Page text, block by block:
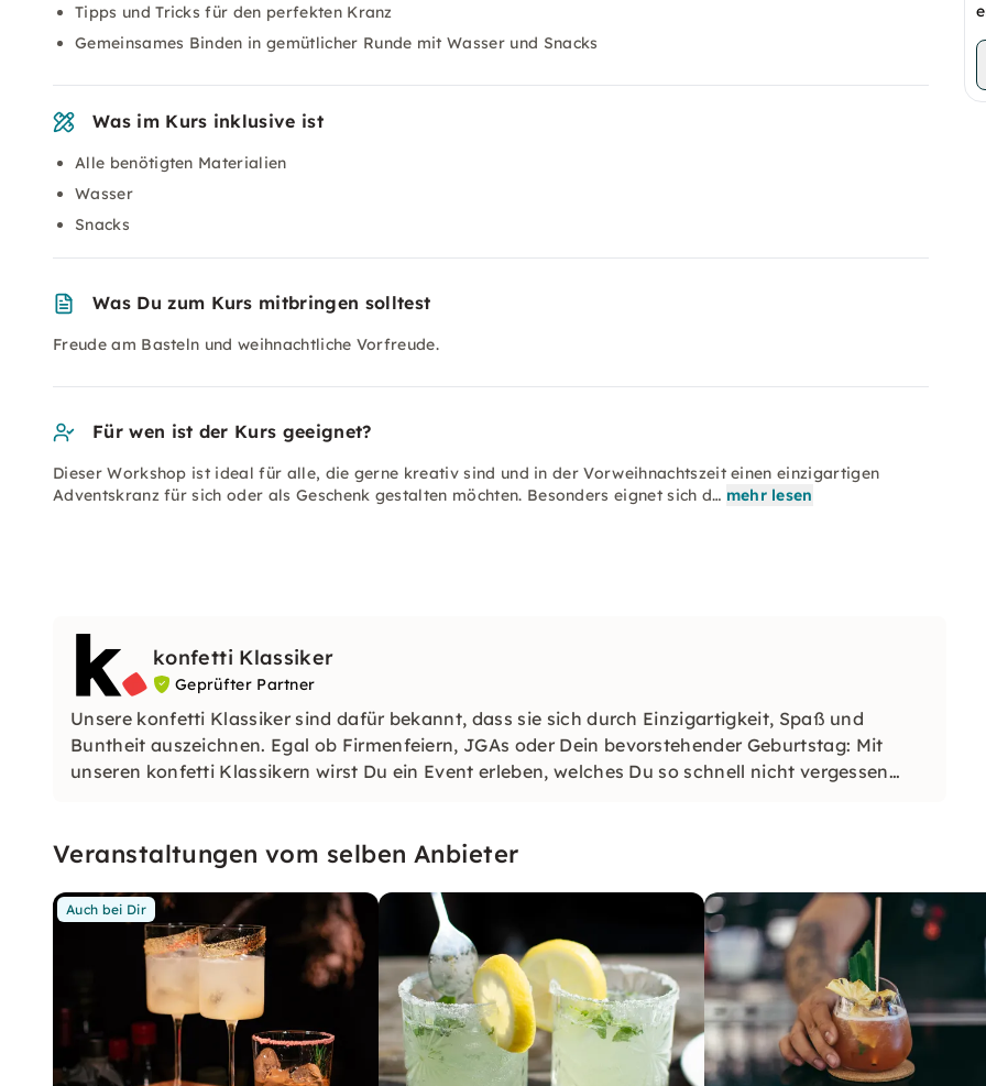
Tipps und Tricks für den perfekten Kranz
Gemeinsames Binden in gemütlicher Runde mit Wasser und Snacks
Was im Kurs inklusive ist
Alle benötigten Materialien
Wasser
Snacks
Was Du zum Kurs mitbringen solltest
Freude am Basteln und weihnachtliche Vorfreude.
Für wen ist der Kurs geeignet?
Dieser Workshop ist ideal für alle, die gerne kreativ sind und in der Vorweihnachtszeit einen einzigartigen
Adventskranz für sich oder als Geschenk gestalten möchten. Besonders eignet sich d… mehr lesen
konfetti Klassiker
Geprüfter Partner
Unsere konfetti Klassiker sind dafür bekannt, dass sie sich durch Einzigartigkeit, Spaß und
Buntheit auszeichnen. Egal ob Firmenfeiern, JGAs oder Dein bevorstehender Geburtstag: Mit
unseren konfetti Klassikern wirst Du ein Event erleben, welches Du so schnell nicht vergessen
Veranstaltungen vom selben Anbieter
Auch bei Dir